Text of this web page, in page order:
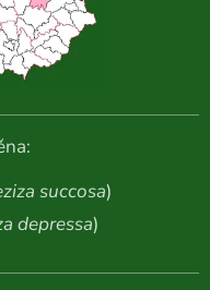
succosa)
depressa)